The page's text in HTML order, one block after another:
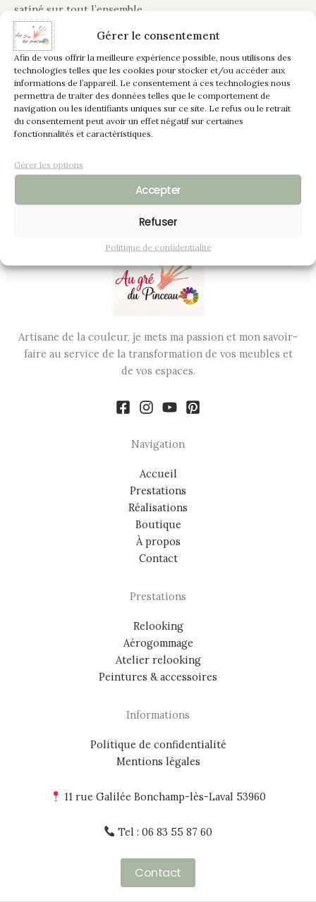
Gérer le consentement
Afin de vous offrir la meilleure expérience possible, nous utilisons des
technologies telles que les cookies pour stocker et/ou accéder aux
informations de l’appareil. Le consentement à ces technologies nous
permettra de traiter des données telles que le comportement de
navigation ou les identifiants uniques sur ce site. Le refus ou le retrait
du consentement peut avoir un effet négatif sur certaines
fonctionnalités et caractéristiques.
Gérer les options
Accepter
Refuser
Politique de confidentialité
satiné sur tout l’ensemble.
Changement des ferrures sur les portes par de jolis
boutons ajourés en métal noir mat et pour les tiroirs,
ajout de poignées 1/2 coquilles également en métal noir
mat.
En changeant uniquement le coloris d’un meuble, vous
pièce.
Artisane de la couleur, je mets ma passion et mon savoir-
faire au service de la transformation de vos meubles et
de vos espaces.
Navigation
Accueil
Prestations
Réalisations
Boutique
À propos
Contact
Prestations
Relooking
Aérogommage
Atelier relooking
Peintures & accessoires
Informations
Politique de confidentialité
Mentions légales
11 rue Galilée Bonchamp-lès-Laval 53960
Tel : 06 83 55 87 60
Contact